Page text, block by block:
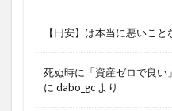
【円安】は本当に悪いこと
死ぬ時に「資産ゼロで良い
に dabo_gc より